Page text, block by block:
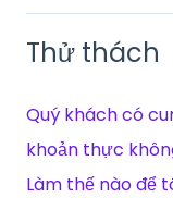
Thử thách
Quý khách có
khoản thực
Làm thế nào để